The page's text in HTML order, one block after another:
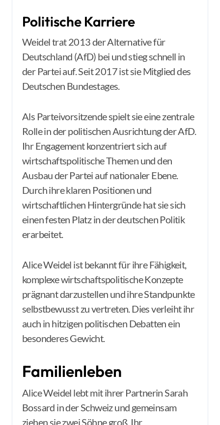
Politische Karriere
Weidel trat 2013 der Alternative für
Deutschland (AfD) bei und stieg schnell in
der Partei auf. Seit 2017 ist sie Mitglied des
Deutschen Bundestages.
Als Parteivorsitzende spielt sie eine zentrale
Rolle in der politischen Ausrichtung der AfD.
Ihr Engagement konzentriert sich auf
wirtschaftspolitische Themen und den
Ausbau der Partei auf nationaler Ebene.
Durch ihre klaren Positionen und
wirtschaftlichen Hintergründe hat sie sich
einen festen Platz in der deutschen Politik
erarbeitet.
Alice Weidel ist bekannt für ihre Fähigkeit,
komplexe wirtschaftspolitische Konzepte
prägnant darzustellen und ihre Standpunkte
selbstbewusst zu vertreten. Dies verleiht ihr
auch in hitzigen politischen Debatten ein
besonderes Gewicht.
Familienleben
Alice Weidel lebt mit ihrer Partnerin Sarah
Bossard in der Schweiz und gemeinsam
ziehen sie zwei Söhne groß. Ihr